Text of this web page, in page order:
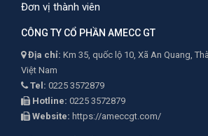
Đơn vị thành viên
CÔNG TY CỔ PHẦN AMECC GT
Địa chỉ: Km 35, quốc lộ 10, Xã An Quang,
Việt Nam
Tel: 0225 3572879
Hotline: 0225 3572879
Website: https://ameccgt.com/